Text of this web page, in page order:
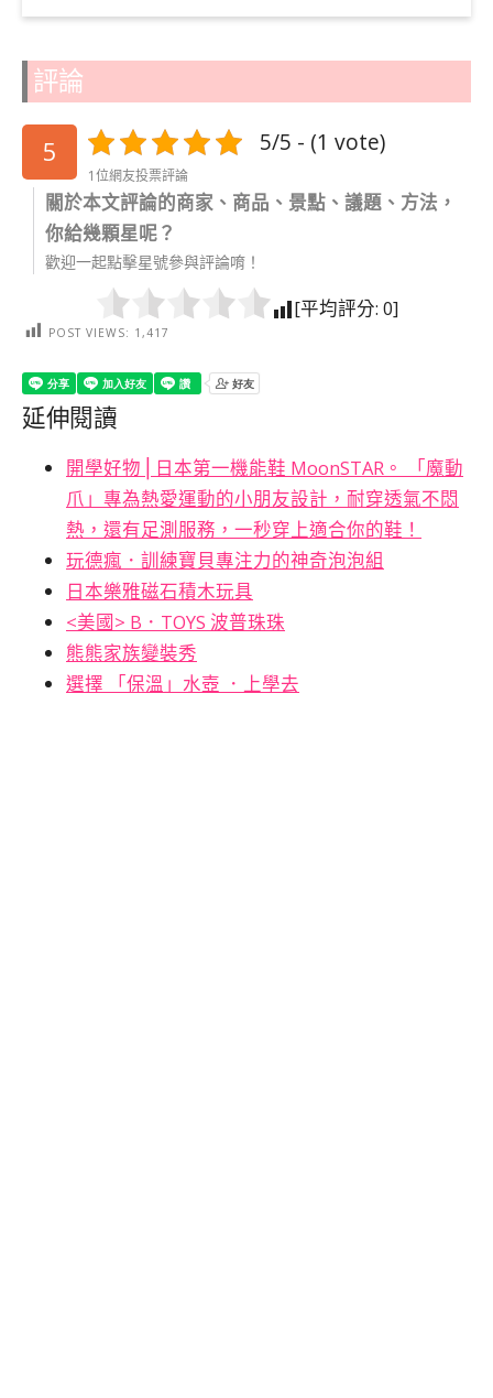
評論
5 5/5 - (1 vote)
1位網友投票評論
關於本文評論的商家、商品、景點、議題、方法，
你給幾顆星呢？
歡迎一起點擊星號參與評論唷！
[平均評分: 0]
POST VIEWS: 1,417
延伸閱讀
開學好物⎪日本第一機能鞋 MoonSTAR。 「魔動
爪」專為熱愛運動的小朋友設計，耐穿透氣不悶
熱，還有足測服務，一秒穿上適合你的鞋！
玩德瘋．訓練寶貝專注力的神奇泡泡組
日本樂雅磁石積木玩具
<美國> B．TOYS 波普珠珠
熊熊家族變裝秀
選擇 「保溫」水壺 ．上學去